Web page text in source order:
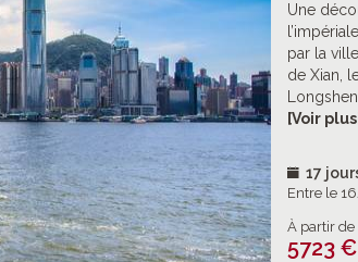
Une
par la
de Xian,
[Voir plus]
17
Entre le
À partir de
5723